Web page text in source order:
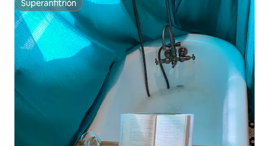
Superanfitrión
Superanfitrión